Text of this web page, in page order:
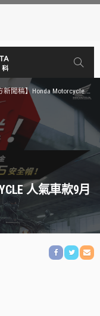
聞稿】Honda Motorcycle 人氣車款9月限定優惠
人氣車款9月